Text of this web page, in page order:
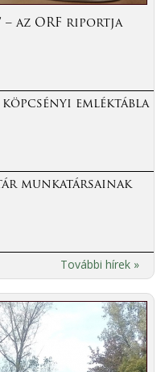
– az ORF riportja
emléktábla
munkatársainak
További hírek »